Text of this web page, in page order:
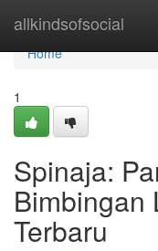
allkindsofsocial
Home
Home
1
Spinaja:
Bimbingan
Terbaru